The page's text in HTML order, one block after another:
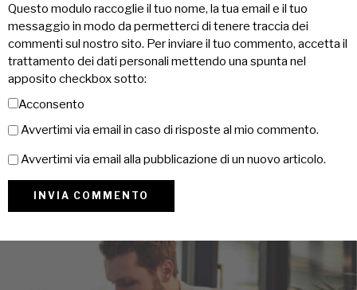
Questo modulo raccoglie il tuo nome, la tua email e il tuo
messaggio in modo da permetterci di tenere traccia dei
commenti sul nostro sito. Per inviare il tuo commento, accetta il
trattamento dei dati personali mettendo una spunta nel
apposito checkbox sotto:
Acconsento
Avvertimi via email in caso di risposte al mio commento.
Avvertimi via email alla pubblicazione di un nuovo articolo.